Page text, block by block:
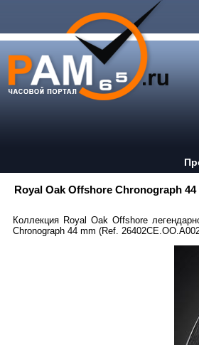
Royal Oak Offshore Chronograph
Коллекция Royal Oak Offshore
Chronograph 44 mm (Ref.